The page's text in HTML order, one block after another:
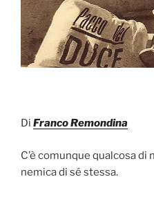
Di Franco Remondina
C’è comunque qualcosa
nemica di sé stessa.